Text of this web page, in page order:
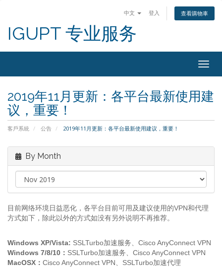
中文 登入 查看購物車
IGUPT 专业服务
2019年11月更新：各平台最新使用建
议，重要！
客戶系統 公告 2019年11月更新：各平台最新使用建议，重要！
By Month
目前网络环境日益恶化，各平台目前可用及建议使用的VPN和代理
方式如下，除此以外的方式如没有另外说明不再推荐。
Windows XP/Vista: SSLTurbo加速服务、Cisco AnyConnect VPN
Windows 7/8/10： SSLTurbo加速服务、Cisco AnyConnect VPN
MacOSX： CiscoAnyConnect VPN、SSLTurbo加速代理